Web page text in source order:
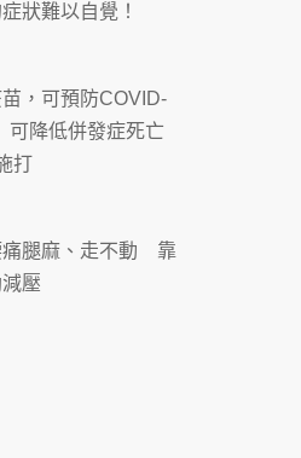
防癌保衛戰：健康好禮
癌逝！食道癌為何奪命
／10捐血公益活動 邀
狀難以自覺！
，可預防COVID-
可降低併發症死亡
打
痛腿麻、走不動 靠
壓